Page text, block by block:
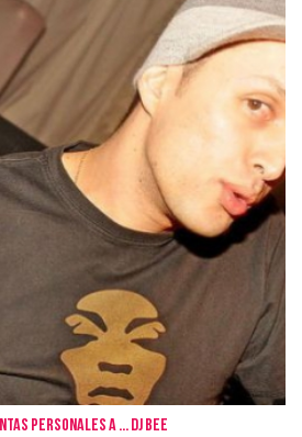
personales a ... DJ Bee